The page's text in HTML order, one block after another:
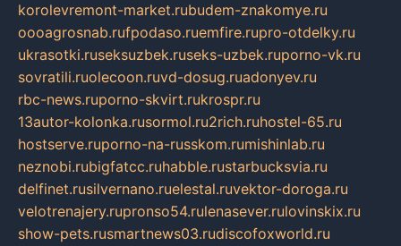
korolevremont-market.rubudem-znakomye.ru
oooagrosnab.rufpodaso.ruemfire.rupro-otdelky.ru
ukrasotki.ruseksuzbek.ruseks-uzbek.ruporno-vk.ru
sovratili.ruolecoon.ruvd-dosug.ruadonyev.ru
rbc-news.ruporno-skvirt.rukrospr.ru
13autor-kolonka.rusormol.ru2rich.ruhostel-65.ru
hostserve.ruporno-na-russkom.rumishinlab.ru
neznobi.rubigfatcc.ruhabble.rustarbucksvia.ru
delfinet.rusilvernano.ruelestal.ruvektor-doroga.ru
velotrenajery.rupronso54.rulenasever.rulovinskix.ru
show-pets.rusmartnews03.rudiscofoxworld.ru